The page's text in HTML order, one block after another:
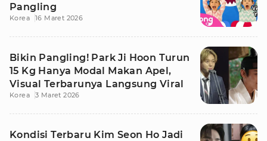
Pangling
Korea 16 Maret 2026
Bikin Pangling! Park Ji Hoon Turun
15 Kg Hanya Modal Makan Apel,
Visual Terbarunya Langsung Viral
Korea 3 Maret 2026
Kondisi Terbaru Kim Seon Ho Jadi